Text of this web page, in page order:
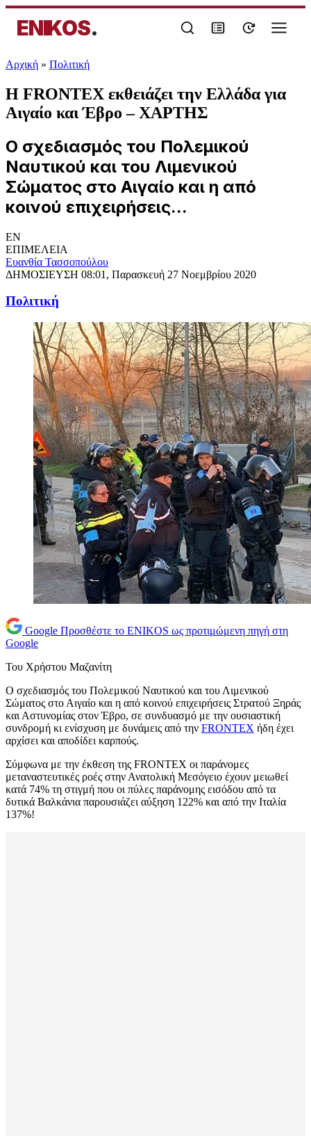
ENIKOS.
Αρχική » Πολιτική
Η FRONTEX εκθειάζει την Ελλάδα για
Αιγαίο και Έβρο – ΧΑΡΤΗΣ
Ο σχεδιασμός του Πολεμικού
Ναυτικού και του Λιμενικού
Σώματος στο Αιγαίο και η από
κοινού επιχειρήσεις...
EN
ΕΠΙΜΕΛΕΙΑ
Ευανθία Τασσοπούλου
ΔΗΜΟΣΙΕΥΣΗ 08:01, Παρασκευή 27 Νοεμβρίου 2020
Πολιτική
Google Προσθέστε το ENIKOS ως προτιμώμενη πηγή στη
Google
Του Χρήστου Μαζανίτη
Ο σχεδιασμός του Πολεμικού Ναυτικού και του Λιμενικού
Σώματος στο Αιγαίο και η από κοινού επιχειρήσεις Στρατού Ξηράς
και Αστυνομίας στον Έβρο, σε συνδυασμό με την ουσιαστική
συνδρομή κι ενίσχυση με δυνάμεις από την FRONTEX ήδη έχει
αρχίσει και αποδίδει καρπούς.
Σύμφωνα με την έκθεση της FRONTEX οι παράνομες
μεταναστευτικές ροές στην Ανατολική Μεσόγειο έχουν μειωθεί
κατά 74% τη στιγμή που οι πύλες παράνομης εισόδου από τα
δυτικά Βαλκάνια παρουσιάζει αύξηση 122% και από την Ιταλία
137%!